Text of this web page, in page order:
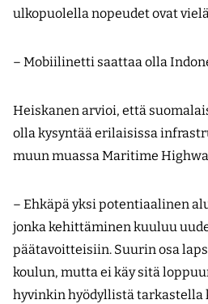
ulkopuolella nopeudet ovat
– Mobiilinetti saattaa olla
Heiskanen arvioi, että
olla kysyntää erilaisissa
muun muassa Maritime
– Ehkäpä yksi potentiaalinen
jonka kehittäminen kuuluu
päätavoitteisiin. Suurin osa
koulun, mutta ei käy sitä
hyvinkin hyödyllistä tarkastella